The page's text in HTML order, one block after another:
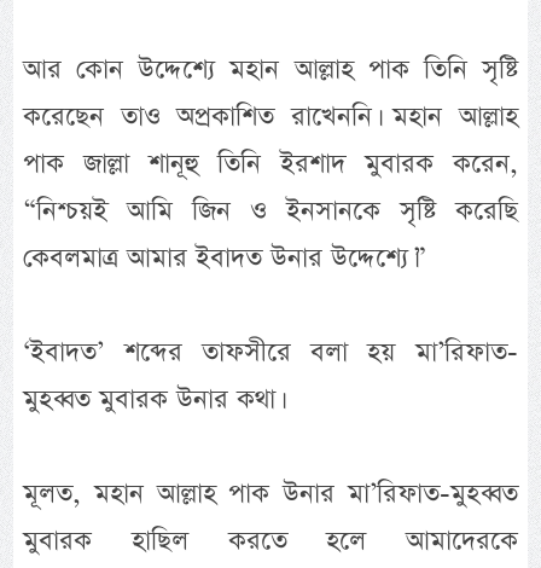
আর কোন উদ্দেশ্যে মহান আল্লাহ পাক তিনি সৃষ্টি
করেছেন তাও অপ্রকাশিত রাখেননি। মহান আল্লাহ
পাক জাল্লা শানূহু তিনি ইরশাদ মুবারক করেন,
“নিশ্চয়ই আমি জিন ও ইনসানকে সৃষ্টি করেছি
কেবলমাত্র আমার ইবাদত উনার উদ্দেশ্যে।”
‘ইবাদত’ শব্দের তাফসীরে বলা হয় মা’রিফাত-
মুহব্বত মুবারক উনার কথা।
মূলত, মহান আল্লাহ পাক উনার মা’রিফাত-মুহব্বত
মুবারক হাছিল করতে হলে আমাদেরকে